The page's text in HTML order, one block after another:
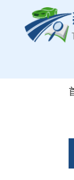
進入內容區塊